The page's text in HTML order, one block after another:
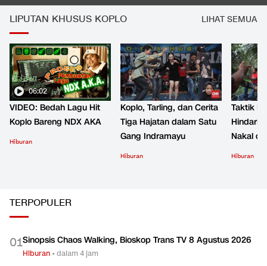
LIPUTAN KHUSUS KOPLO LIHAT SEMUA
06:02
VIDEO: Bedah Lagu Hit
Koplo Bareng NDX AKA
Hiburan
Koplo, Tarling, dan Cerita
Tiga Hajatan dalam Satu
Gang Indramayu
Hiburan
Taktik
Hindari
Nakal
Hiburan
TERPOPULER
01Sinopsis Chaos Walking, Bioskop Trans TV 8 Agustus 2026
Hiburan •dalam 4 jam